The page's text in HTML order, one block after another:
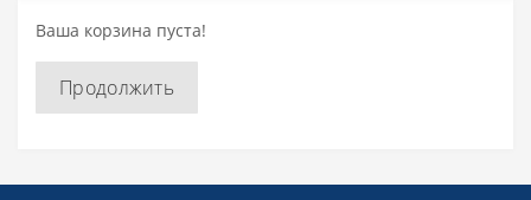
Ваша корзина пуста!
Продолжить